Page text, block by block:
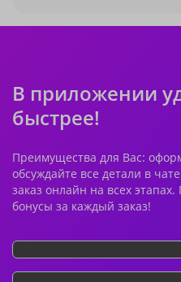
В приложении
быстрее!
Преимущества для Вас:
обсуждайте все детали в
заказ онлайн на всех
бонусы за каждый заказ!